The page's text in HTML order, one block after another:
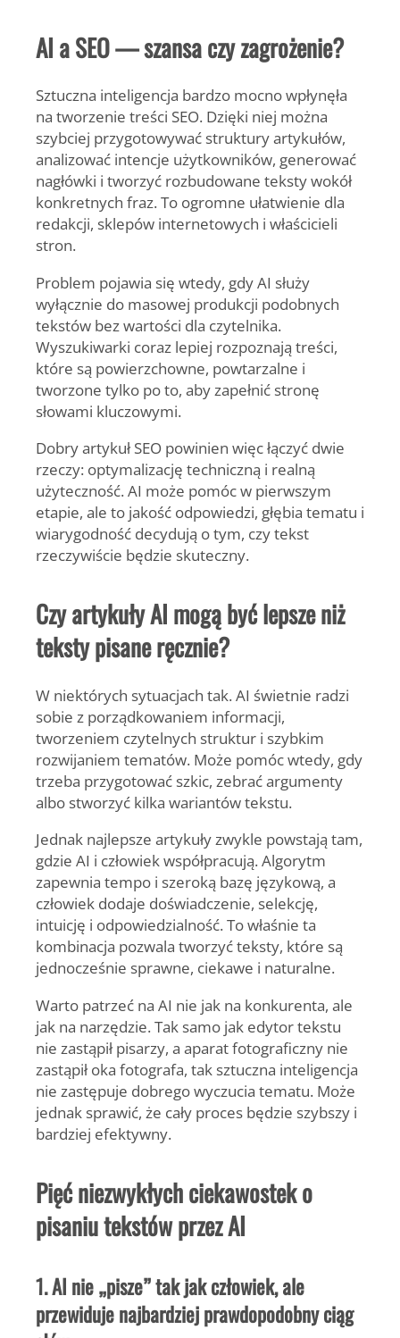
AI a SEO — szansa czy zagrożenie?
Sztuczna inteligencja bardzo mocno wpłynęła
na tworzenie treści SEO. Dzięki niej można
szybciej przygotowywać struktury artykułów,
analizować intencje użytkowników, generować
nagłówki i tworzyć rozbudowane teksty wokół
konkretnych fraz. To ogromne ułatwienie dla
redakcji, sklepów internetowych i właścicieli
stron.
Problem pojawia się wtedy, gdy AI służy
wyłącznie do masowej produkcji podobnych
tekstów bez wartości dla czytelnika.
Wyszukiwarki coraz lepiej rozpoznają treści,
które są powierzchowne, powtarzalne i
tworzone tylko po to, aby zapełnić stronę
słowami kluczowymi.
Dobry artykuł SEO powinien więc łączyć dwie
rzeczy: optymalizację techniczną i realną
użyteczność. AI może pomóc w pierwszym
etapie, ale to jakość odpowiedzi, głębia tematu i
wiarygodność decydują o tym, czy tekst
rzeczywiście będzie skuteczny.
Czy artykuły AI mogą być lepsze niż
teksty pisane ręcznie?
W niektórych sytuacjach tak. AI świetnie radzi
sobie z porządkowaniem informacji,
tworzeniem czytelnych struktur i szybkim
rozwijaniem tematów. Może pomóc wtedy, gdy
trzeba przygotować szkic, zebrać argumenty
albo stworzyć kilka wariantów tekstu.
Jednak najlepsze artykuły zwykle powstają tam,
gdzie AI i człowiek współpracują. Algorytm
zapewnia tempo i szeroką bazę językową, a
człowiek dodaje doświadczenie, selekcję,
intuicję i odpowiedzialność. To właśnie ta
kombinacja pozwala tworzyć teksty, które są
jednocześnie sprawne, ciekawe i naturalne.
Warto patrzeć na AI nie jak na konkurenta, ale
jak na narzędzie. Tak samo jak edytor tekstu
nie zastąpił pisarzy, a aparat fotograficzny nie
zastąpił oka fotografa, tak sztuczna inteligencja
nie zastępuje dobrego wyczucia tematu. Może
jednak sprawić, że cały proces będzie szybszy i
bardziej efektywny.
Pięć niezwykłych ciekawostek o
pisaniu tekstów przez AI
1. AI nie „pisze” tak jak człowiek, ale
przewiduje najbardziej prawdopodobny ciąg